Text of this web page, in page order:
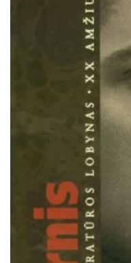
KNYGOS
Išparduota
Lietuvių autorių
Užsienio autorių
Trileriai, detektyvai
Apsakymai, novelės
Poezija, pjesės
Pirmoji knyga (PK)
Lietuvių literatūros
Knygos vaikams ir
Negrožinė literatūra
El. knygos
Audioknygos